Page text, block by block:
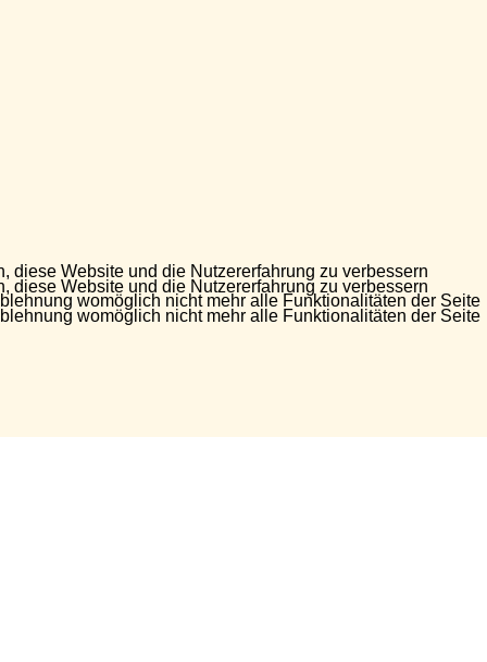
diese Website und die Nutzererfahrung zu verbessern
womöglich nicht mehr alle Funktionalitäten der Seite
diese Website und die Nutzererfahrung zu verbessern
womöglich nicht mehr alle Funktionalitäten der Seite